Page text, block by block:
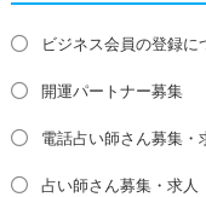
ビジネス会員の登録に
開運パートナー募集
電話占い師さん募集・
占い師さん募集・求人